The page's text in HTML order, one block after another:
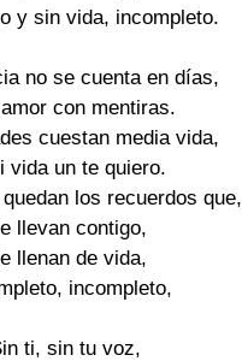
y sin vida, incompleto.
no se cuenta en días,
con mentiras.
cuestan media vida,
vida un te quiero.
los recuerdos que,
llevan contigo,
llenan de vida,
incompleto,
ti, sin tu voz,